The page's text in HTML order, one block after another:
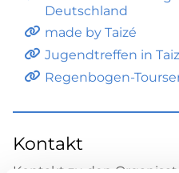
Deutschland
made by Taizé
Jugendtreffen in
Regenbogen-
Kontakt